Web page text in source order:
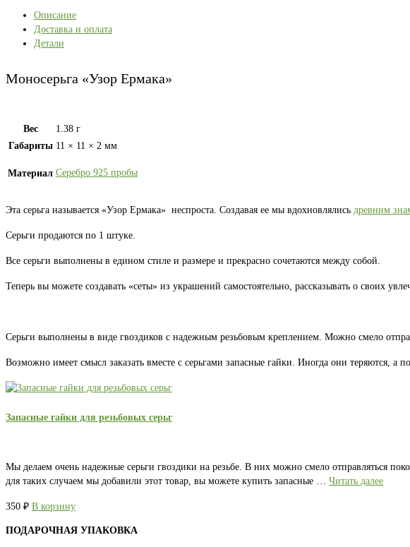
Описание
Доставка и оплата
Детали
Моносерьга «Узор Ермака»
Вес
1.38 г
Габариты 11 × 11 × 2 мм
Материал Серебро 925 пробы
Эта серьга называется «Узор Ермака» неспроста. Создавая ее мы вдохновлялись древним
Серьги продаются по 1 штуке.
Все серьги выполнены в едином стиле и размере и прекрасно сочетаются между собой.
Теперь вы можете создавать «сеты» из украшений самостоятельно, рассказывать о своих
Серьги выполнены в виде гвоздиков с надежным резьбовым креплением. Можно смело
Возможно имеет смысл заказать вместе с серьгами запасные гайки. Иногда они теряются, а
Запасные гайки для резьбовых серьг
Мы делаем очень надежные серьги гвоздики на резьбе. В них можно смело отправляться
для таких случаем мы добавили этот товар, вы можете купить запасные … Читать далее
350 ₽ В корзину
ПОДАРОЧНАЯ УПАКОВКА